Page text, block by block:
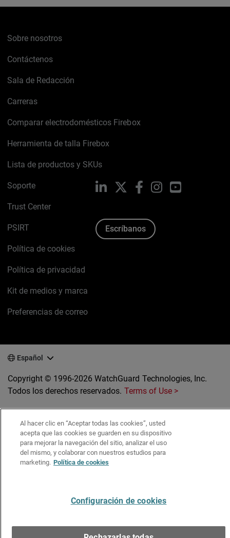
Sobre nosotros
Contáctenos
Sala de Redacción
Carreras
Comparar electrodomésticos Firebox
Herramienta de talla Firebox
Lista de productos y SKUs
Soporte
Trust Center
PSIRT
Política de cookies
Política de privacidad
Kit de medios y marca
Preferencias de correo
LinkedIn FacebookInstagramYouTube
Escríbanos
Español
Copyright © 1996-2026 WatchGuard Technologies, Inc.
Todos los derechos reservados. Terms of Use >
Al hacer clic en “Aceptar todas las cookies”, usted
acepta que las cookies se guarden en su dispositivo
para mejorar la navegación del sitio, analizar el uso
del mismo, y colaborar con nuestros estudios para
marketing. Política de cookies
Configuración de cookies